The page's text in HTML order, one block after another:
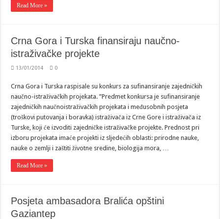
Read More »
Crna Gora i Turska finansiraju naučno-
istraživačke projekte
13/01/2014 0
Crna Gora i Turska raspisale su konkurs za sufinansiranje zajedničkih
naučno-istraživačkih projekata. ”Predmet konkursa je sufinansiranje
zajedničkih naučnoistraživačkih projekata i međusobnih posjeta
(troškovi putovanja i boravka) istraživača iz Crne Gore i istraživača iz
Turske, koji će izvoditi zajedničke istraživačke projekte. Prednost pri
izboru projekata imaće projekti iz sljedećih oblasti: prirodne nauke,
nauke o zemlji i zaštiti životne sredine, biologija mora, …
Read More »
Posjeta ambasadora Bralića opštini
Gaziantep